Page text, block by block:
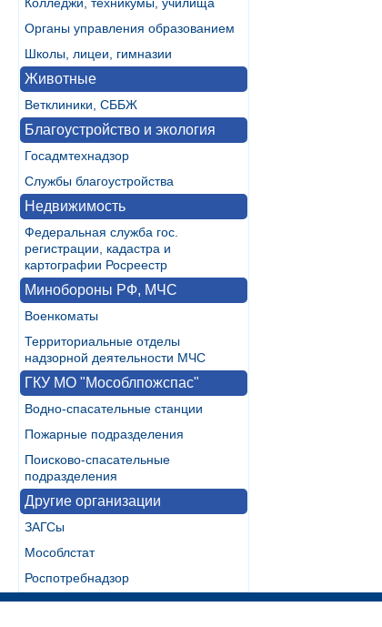
Органы управления образованием
Школы, лицеи, гимназии
Животные
Ветклиники, СББЖ
Благоустройство и экология
Госадмтехнадзор
Службы благоустройства
Недвижимость
Федеральная служба гос.
регистрации, кадастра и
картографии Росреестр
Минобороны РФ, МЧС
Военкоматы
Территориальные отделы
надзорной деятельности МЧС
ГКУ МО "Мособлпожспас"
Водно-спасательные станции
Пожарные подразделения
Поисково-спасательные
подразделения
Другие организации
ЗАГСы
Мособлстат
Роспотребнадзор